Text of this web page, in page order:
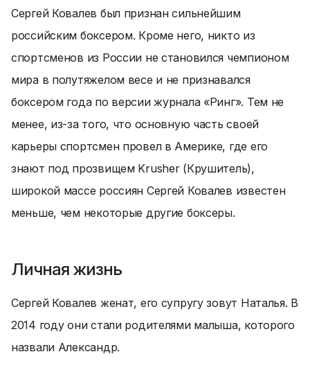
Сергей Ковалев был признан сильнейшим
российским боксером. Кроме него, никто из
спортсменов из России не становился чемпионом
мира в полутяжелом весе и не признавался
боксером года по версии журнала «Ринг». Тем не
менее, из-за того, что основную часть своей
карьеры спортсмен провел в Америке, где его
знают под прозвищем Krusher (Крушитель),
широкой массе россиян Сергей Ковалев известен
меньше, чем некоторые другие боксеры.
Личная жизнь
Сергей Ковалев женат, его супругу зовут Наталья. В
2014 году они стали родителями малыша, которого
назвали Александр.